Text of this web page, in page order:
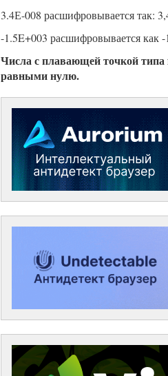
3.4Е-008 расшифровывается так:
-1.5E+003 расшифровывается как -
Числа с плавающей точкой типа
равными нулю.